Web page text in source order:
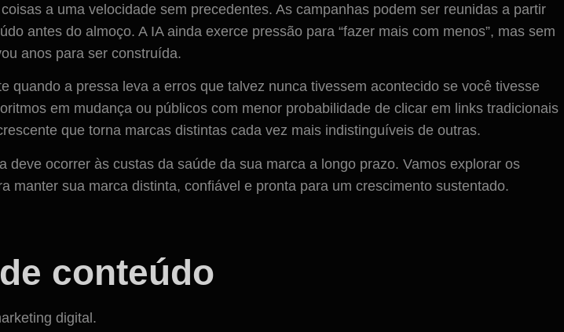
a uma velocidade sem precedentes. As campanhas podem ser reunidas a partir
antes do almoço. A IA ainda exerce pressão para “fazer mais com menos”, mas sem
anos para ser construída.
a pressa leva a erros que talvez nunca tivessem acontecido se você tivesse
em mudança ou públicos com menor probabilidade de clicar em links tradicionais
que torna marcas distintas cada vez mais indistinguíveis de outras.
ocorrer às custas da saúde da sua marca a longo prazo. Vamos explorar os
sua marca distinta, confiável e pronta para um crescimento sustentado.
conteúdo
digital.